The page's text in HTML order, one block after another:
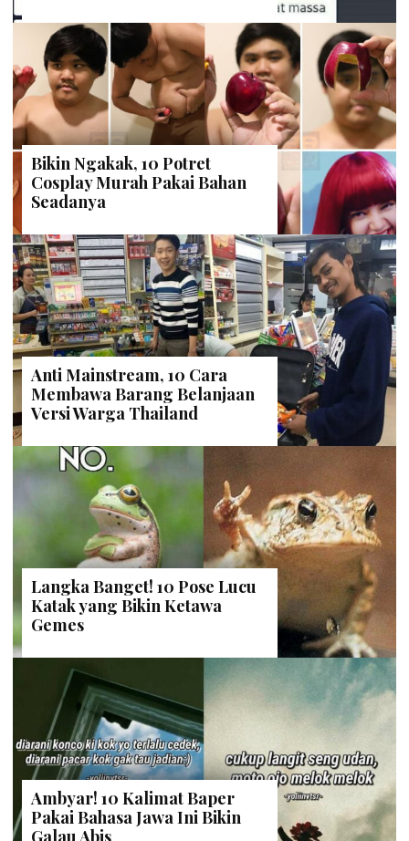
Bikin Ngakak, 10 Potret
Cosplay Murah Pakai Bahan
Seadanya
Anti Mainstream, 10 Cara
Membawa Barang Belanjaan
Versi Warga Thailand
Langka Banget! 10 Pose Lucu
Katak yang Bikin Ketawa
Gemes
Ambyar! 10 Kalimat Baper
Pakai Bahasa Jawa Ini Bikin